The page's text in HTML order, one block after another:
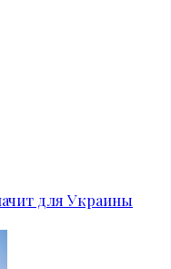
для Украины